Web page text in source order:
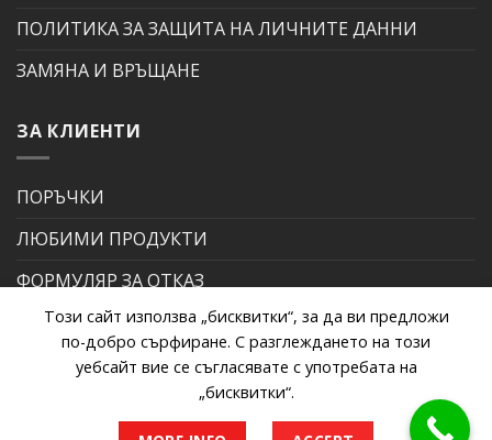
ПОЛИТИКА ЗА ЗАЩИТА НА ЛИЧНИТЕ ДАННИ
ЗАМЯНА И ВРЪЩАНЕ
ЗА КЛИЕНТИ
ПОРЪЧКИ
ЛЮБИМИ ПРОДУКТИ
ФОРМУЛЯР ЗА ОТКАЗ
ФОРМУЛЯР ЗА РЕКЛАМАЦИЯ
Този сайт използва „бисквитки“, за да ви предложи
по-добро сърфиране. С разглеждането на този
уебсайт вие се съгласявате с употребата на
„бисквитки“.